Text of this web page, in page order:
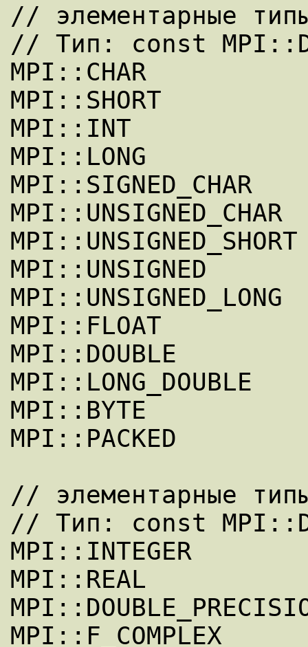
// элементарные
// Тип: const
MPI::CHAR
MPI::SHORT
MPI::INT
MPI::LONG
MPI::SIGNED_CHAR
MPI::UNSIGNED_CHAR
MPI::UNSIGNED_SHORT
MPI::UNSIGNED
MPI::UNSIGNED_LONG
MPI::FLOAT
MPI::DOUBLE
MPI::LONG_DOUBLE
MPI::BYTE
MPI::PACKED
// элементарные
// Тип: const
MPI::INTEGER
MPI::REAL
MPI::F_COMPLEX